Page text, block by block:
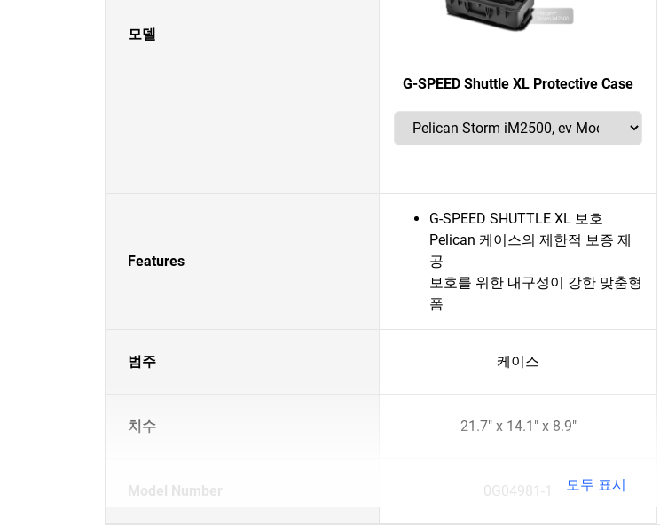
모델
G-SPEED Shuttle XL Protective Case
Features
G-SPEED SHUTTLE XL 보호
Pelican 케이스의 제한적 보증 제
공
보호를 위한 내구성이 강한 맞춤형
폼
범주 케이스
치수 21.7" x 14.1" x 8.9"
Model Number 0G04981-1 모두 표시